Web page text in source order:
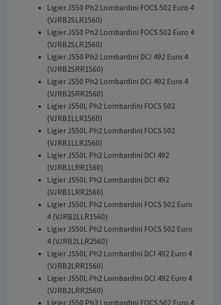
Ligier JS50 Ph2 Lombardini FOCS 502 Euro 4
(VJRB2SLR1560)
Ligier JS50 Ph2 Lombardini FOCS 502 Euro 4
(VJRB2SLR2560)
Ligier JS50 Ph2 Lombardini DCI 492 Euro 4
(VJRB2SRR1560)
Ligier JS50 Ph2 Lombardini DCI 492 Euro 4
(VJRB2SRR2560)
Ligier JS50L Ph2 Lombardini FOCS 502
(VJRB1LLR1560)
Ligier JS50L Ph2 Lombardini FOCS 502
(VJRB1LLR2560)
Ligier JS50L Ph2 Lombardini DCI 492
(VJRB1LRR1560)
Ligier JS50L Ph2 Lombardini DCI 492
(VJRB1LRR2560)
Ligier JS50L Ph2 Lombardini FOCS 502 Euro
4 (VJRB2LLR1560)
Ligier JS50L Ph2 Lombardini FOCS 502 Euro
4 (VJRB2LLR2560)
Ligier JS50L Ph2 Lombardini DCI 492 Euro 4
(VJRB2LRR1560)
Ligier JS50L Ph2 Lombardini DCI 492 Euro 4
(VJRB2LRR2560)
Ligier JS50 Ph3 Lombardini FOCS 502 Euro 4